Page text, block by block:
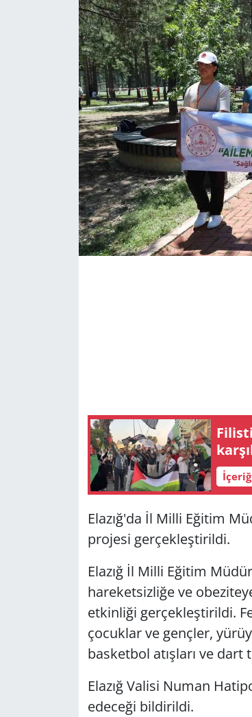
Elazığ'da İl Milli Eğitim
projesi gerçekleştirildi.
Elazığ İl Milli Eğitim
hareketsizliğe ve
etkinliği gerçekleştirildi.
çocuklar ve gençler,
basketbol atışları ve dart
Elazığ Valisi Numan
edeceği bildirildi.